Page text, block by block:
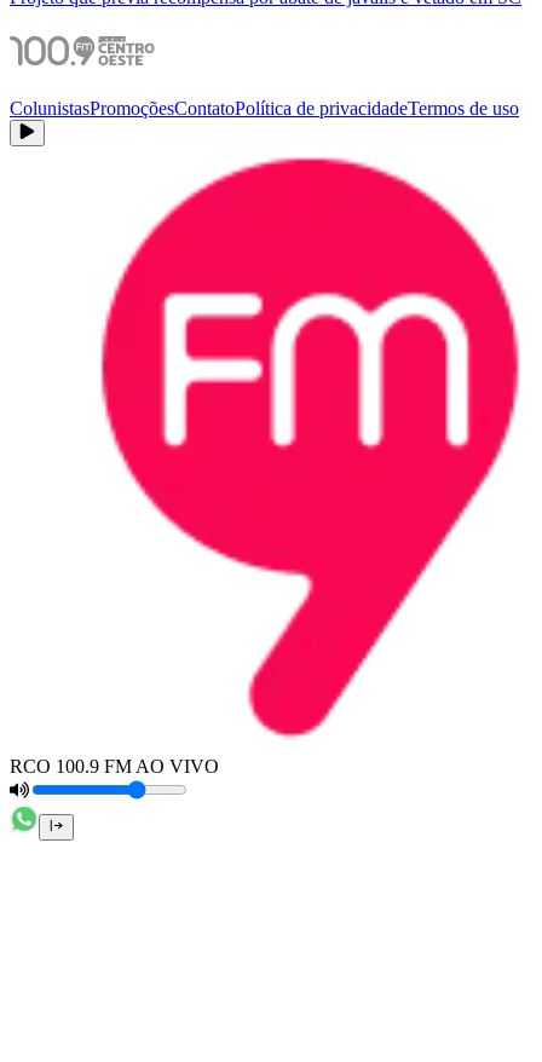
ColunistasPromoçõesContatoPolítica de privacidadeTermos de uso
RCO 100.9 FM AO VIVO